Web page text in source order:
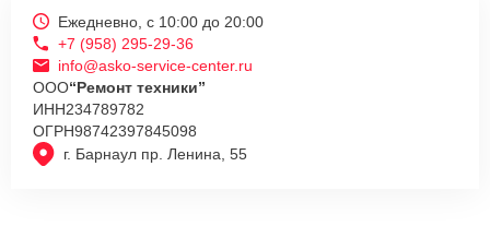
г. Барнаул пр. Ленина, 55
Ежедневно, с 10:00 до 20:00
+7 (958) 295-29-36
info@asko-service-center.ru
ООО“Ремонт техники”
ИНН234789782
ОГРН98742397845098